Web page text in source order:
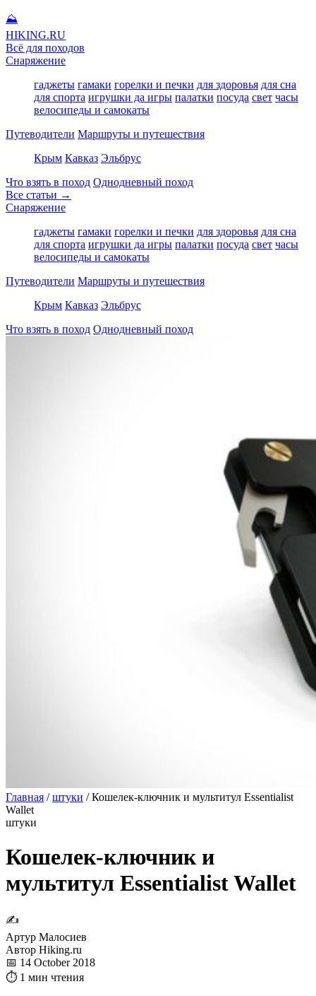
⛰
HIKING.RU
Всё для походов
Снаряжение
гаджеты гамаки горелки и печки для здоровья для сна
для спорта игрушки да игры палатки посуда свет часы
велосипеды и самокаты
Путеводители Маршруты и путешествия
Крым Кавказ Эльбрус
Что взять в поход Однодневный поход
Все статьи →
Снаряжение
гаджеты гамаки горелки и печки для здоровья для сна
для спорта игрушки да игры палатки посуда свет часы
велосипеды и самокаты
Путеводители Маршруты и путешествия
Крым Кавказ Эльбрус
Что взять в поход Однодневный поход
Главная / штуки / Кошелек-ключник и мультитул Essentialist
Wallet
штуки
Кошелек-ключник и
мультитул Essentialist Wallet
✍
Артур Малосиев
Автор Hiking.ru
📅 14 October 2018
⏱ 1 мин чтения